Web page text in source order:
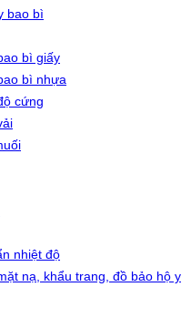
bao bì
bì giấy
bì nhựa
cứng
nhiệt độ
nạ, khẩu trang, đồ bảo hộ y